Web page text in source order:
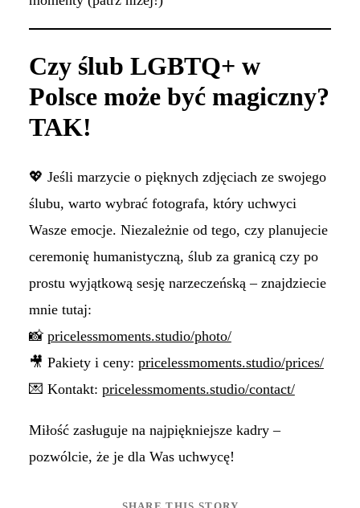
Czy ślub LGBTQ+ w
Polsce może być magiczny?
TAK!
💖 Jeśli marzycie o pięknych zdjęciach ze swojego
ślubu, warto wybrać fotografa, który uchwyci
Wasze emocje. Niezależnie od tego, czy planujecie
ceremonię humanistyczną, ślub za granicą czy po
prostu wyjątkową sesję narzeczeńską – znajdziecie
mnie tutaj:
📸 pricelessmoments.studio/photo/
🎥 Pakiety i ceny: pricelessmoments.studio/prices/
💌 Kontakt: pricelessmoments.studio/contact/
Miłość zasługuje na najpiękniejsze kadry –
pozwólcie, że je dla Was uchwycę!